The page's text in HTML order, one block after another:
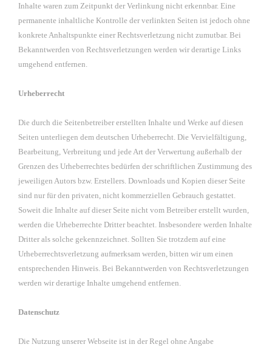
Inhalte waren zum Zeitpunkt der Verlinkung nicht erkennbar. Eine
permanente inhaltliche Kontrolle der verlinkten Seiten ist jedoch ohne
konkrete Anhaltspunkte einer Rechtsverletzung nicht zumutbar. Bei
Bekanntwerden von Rechtsverletzungen werden wir derartige Links
umgehend entfernen.
Urheberrecht
Die durch die Seitenbetreiber erstellten Inhalte und Werke auf diesen
Seiten unterliegen dem deutschen Urheberrecht. Die Vervielfältigung,
Bearbeitung, Verbreitung und jede Art der Verwertung außerhalb der
Grenzen des Urheberrechtes bedürfen der schriftlichen Zustimmung des
jeweiligen Autors bzw. Erstellers. Downloads und Kopien dieser Seite
sind nur für den privaten, nicht kommerziellen Gebrauch gestattet.
Soweit die Inhalte auf dieser Seite nicht vom Betreiber erstellt wurden,
werden die Urheberrechte Dritter beachtet. Insbesondere werden Inhalte
Dritter als solche gekennzeichnet. Sollten Sie trotzdem auf eine
Urheberrechtsverletzung aufmerksam werden, bitten wir um einen
entsprechenden Hinweis. Bei Bekanntwerden von Rechtsverletzungen
werden wir derartige Inhalte umgehend entfernen.
Datenschutz
Die Nutzung unserer Webseite ist in der Regel ohne Angabe